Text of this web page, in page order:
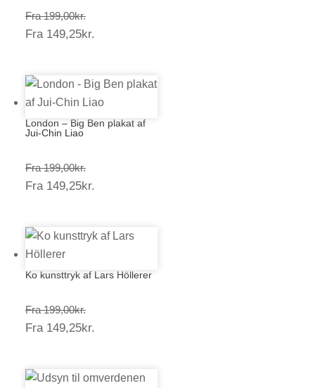
Fra 199,00kr.Prisinterval:
199,00kr.
Fra 149,25kr.
London – Big Ben plakat af
Jui-Chin Liao
Fra 199,00kr.Prisinterval:
199,00kr.
Fra 149,25kr.
Ko kunsttryk af Lars Höllerer
Fra 199,00kr.Prisinterval:
199,00kr.
Fra 149,25kr.